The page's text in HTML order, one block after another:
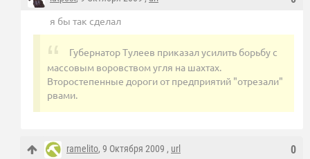
я бы так сделал
Губернатор Тулеев приказал усилить борьбу с
массовым воровством угля на шахтах.
Второстепенные дороги от предприятий "отрезали"
рвами.
0
ramelito, 9 Октября 2009 , url